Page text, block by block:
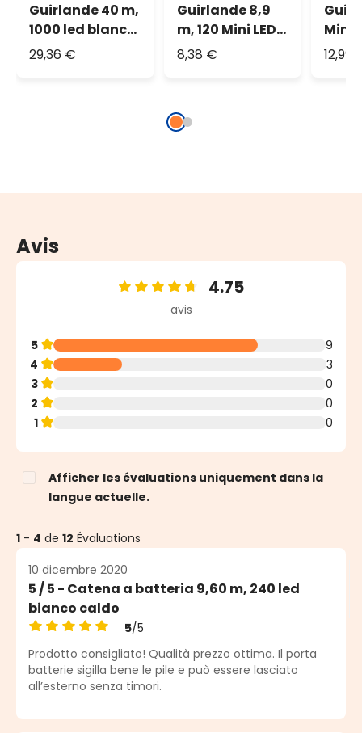
Guirlande 40 m,
1000 led blanc
chaud, câble
29,36 €
Guirlande 8,9
m, 120 Mini LED
blanc chaud
8,38 €
m,
12,99
Avis
Note moyenne de 4.75 sur 5 étoiles
4.75
avis
5
9
4
3
3
0
2
0
1
0
Afficher les évaluations uniquement dans la
langue actuelle.
1 - 4 de 12 Évaluations
10 dicembre 2020
5 / 5 - Catena a batteria 9,60 m, 240 led
bianco caldo
Note moyenne de 5 sur 5 étoiles
5/5
Prodotto consigliato! Qualità prezzo ottima. Il porta
batterie sigilla bene le pile e può essere lasciato
all’esterno senza timori.